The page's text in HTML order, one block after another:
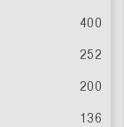
400
252
200
136